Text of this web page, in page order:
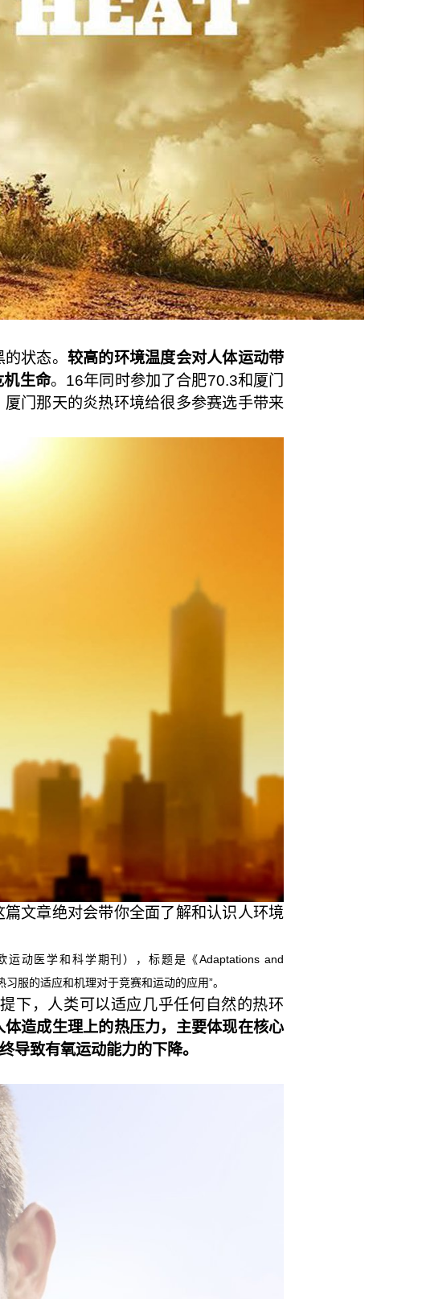
状态。 较高的环境温度会对人体运动带
机生命。16年同时参加了合肥70.3和厦门
门那天的炎热环境给很多参赛选手带来
文章绝对会带你全面了解和认识人环境
运动医学和科学期刊），标题是《Adaptations and
服的适应和机理对于竞赛和运动的应用”。
下，人类可以适应几乎任何自然的热环
造成生理上的热压力，主要体现在核心
导致有氧运动能力的下降。